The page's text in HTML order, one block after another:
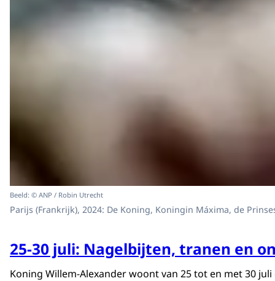
Beeld: © ANP / Robin Utrecht
Parijs (Frankrijk), 2024: De Koning, Koningin Máxima, de
25-30 juli: Nagelbijten, tranen en
Koning Willem-Alexander woont van 25 tot en met 30